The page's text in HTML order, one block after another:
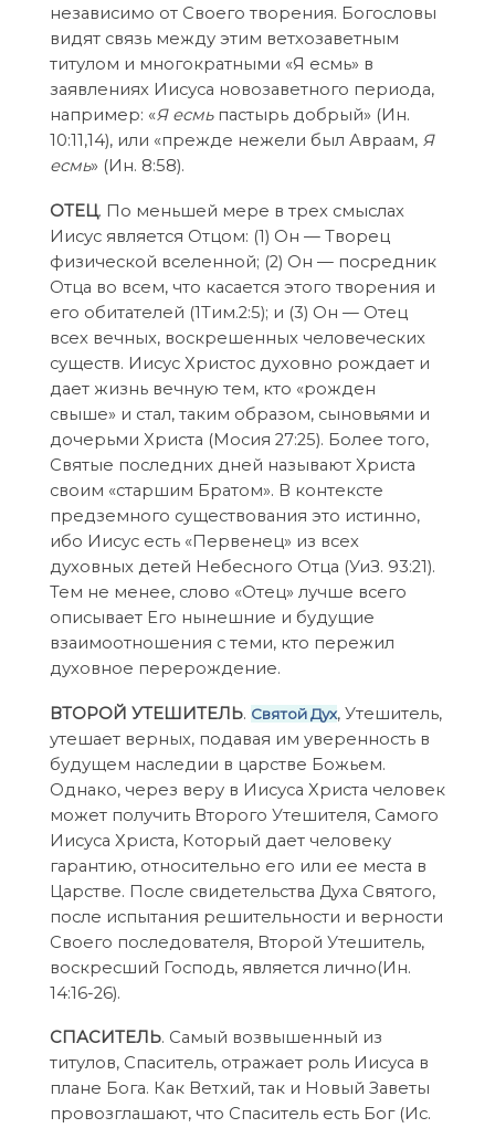
независимо от Своего творения. Богословы
видят связь между этим ветхозаветным
титулом и многократными «Я есмь» в
заявлениях Иисуса новозаветного периода,
например: «Я есмьпастырь добрый» (Ин.
10:11,14), или «прежде нежели был Авраам, Я
есмь» (Ин. 8:58).
ОТЕЦ. По меньшей мере в трех смыслах
Иисус является Отцом: (1) Он — Творец
физической вселенной; (2) Он — посредник
Отца во всем, что касается этого творения и
его обитателей (1Тим.2:5); и (3) Он — Отец
всех вечных, воскрешенных человеческих
существ. Иисус Христос духовно рождает и
дает жизнь вечную тем, кто «рожден
свыше» и стал, таким образом, сыновьями и
дочерьми Христа (Moсия 27:25). Более того,
Святые последних дней называют Христа
своим «старшим Братом». В контексте
предземного существования это истинно,
ибо Иисус есть «Первенец» из всех
духовных детей Небесного Отца (УиЗ. 93:21).
Тем не менее, слово «Отец» лучше всего
описывает Его нынешние и будущие
взаимоотношения с теми, кто пережил
духовное перерождение.
ВТОРОЙ УТЕШИТЕЛЬ. Святой Дух, Утешитель,
утешает верных, подавая им уверенность в
будущем наследии в царстве Божьем.
Однако, через веру в Иисуса Христа человек
может получить Второго Утешителя, Самого
Иисуса Христа, Который дает человеку
гарантию, относительно его или ее места в
Царстве. После свидетельства Духа Святого,
после испытания решительности и верности
Своего последователя, Второй Утешитель,
воскресший Господь, является лично(Ин.
14:16-26).
СПАСИТЕЛЬ. Самый возвышенный из
титулов, Спаситель, отражает роль Иисуса в
плане Бога. Как Ветхий, так и Новый Заветы
провозглашают, что Спаситель есть Бог (Ис.